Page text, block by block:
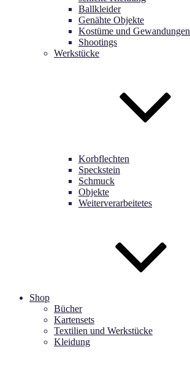
Ballkleider
Genähte Objekte
Kostüme und Gewandungen
Shootings
Werkstücke
Korbflechten
Speckstein
Schmuck
Objekte
Weiterverarbeitetes
Shop
Bücher
Kartensets
Textilien und Werkstücke
Kleidung